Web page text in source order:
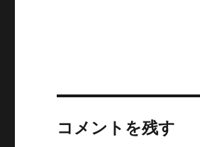
コメントを残す